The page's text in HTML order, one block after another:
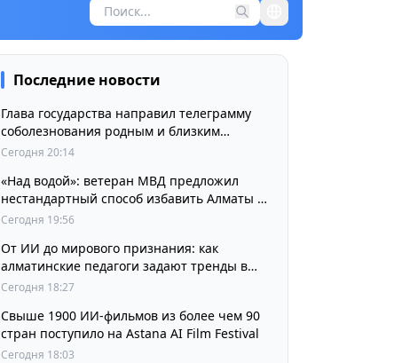
Последние новости
Глава государства направил телеграмму
соболезнования родным и близким
выдающегося кинорежиссера Ардака
Сегодня 20:14
«Над водой»: ветеран МВД предложил
нестандартный способ избавить Алматы от
пробок и смога
Сегодня 19:56
От ИИ до мирового признания: как
алматинские педагоги задают тренды в
изучении языков
Сегодня 18:27
Свыше 1900 ИИ-фильмов из более чем 90
стран поступило на Astana AI Film Festival
Сегодня 18:03